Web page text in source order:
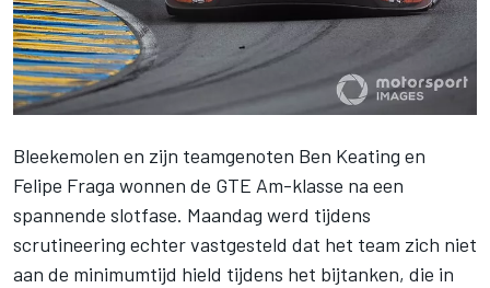
Bleekemolen en zijn teamgenoten Ben Keating en
Felipe Fraga wonnen de GTE Am-klasse na een
spannende slotfase. Maandag werd tijdens
scrutineering echter vastgesteld dat het team zich niet
aan de minimumtijd hield tijdens het bijtanken, die in